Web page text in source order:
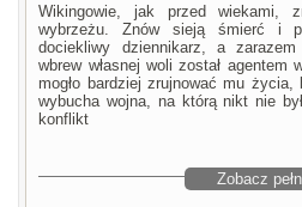
Wikingowie, jak przed wiekami,
wybrzeżu. Znów sieją śmierć i
dociekliwy dziennikarz, a
wbrew własnej woli został
mogło bardziej zrujnować mu życia,
wybucha wojna, na którą nikt nie
konflikt
Zobacz